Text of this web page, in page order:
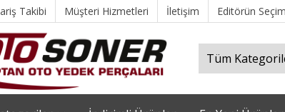
Takibi Müşteri Hizmetleri İletişim Editörün